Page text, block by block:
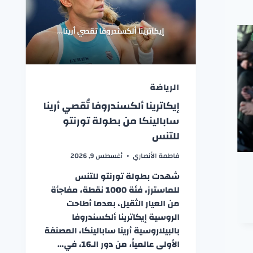
الرياضة
إيكاترينا ألكسندروفا تُقصي أرينا
سابالينكا من بطولة تورنتو
للتنس
فاطمة الأنصاري أغسطس 9, 2026
شهدت بطولة تورنتو للتنس
للماسترز، فئة 1000 نقطة، مفاجأة
من العيار الثقيل، بعدما أطاحت
الروسية إيكاترينا ألكسندروفا
بالبيلاروسية أرينا سابالينكا، المصنفة
الأولى عالمياً، من دور الـ16، في…